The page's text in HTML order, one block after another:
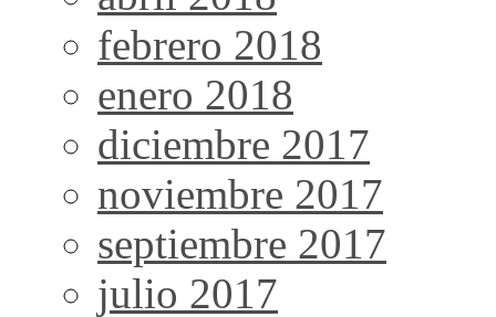
febrero 2018
enero 2018
diciembre 2017
noviembre 2017
septiembre 2017
julio 2017